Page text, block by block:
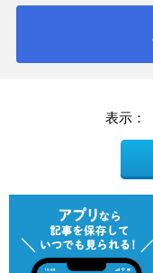
表示：